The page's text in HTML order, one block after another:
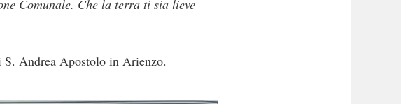
Comunale. Che la terra ti sia lieve
S. Andrea Apostolo in Arienzo.